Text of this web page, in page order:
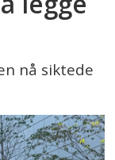
nå siktede